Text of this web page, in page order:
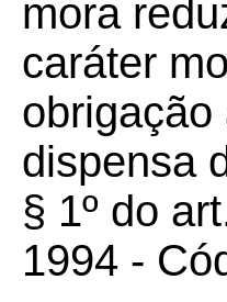
mora
caráter
dispensa
§ 1º do
1994 -